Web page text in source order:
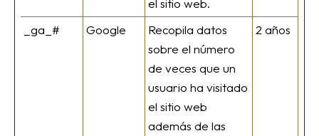
_ga_# Google
Recopila datos
sobre el número
de veces que un
usuario ha visitado
el sitio web
además de las
2 años